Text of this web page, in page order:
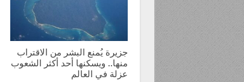
جزيرة يُمنع البشر من الاقتراب
منها.. ويسكنها أحد أكثر الشعوب
عزلة في العالم